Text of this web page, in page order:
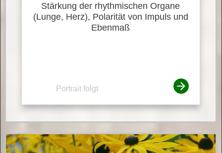
Stärkung der rhythmischen Organe
(Lunge, Herz), Polarität von Impuls und
Ebenmaß
Portrait folgt